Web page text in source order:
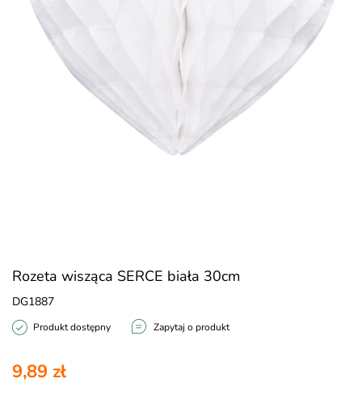
Rozeta wisząca SERCE biała 30cm
DG1887
Produkt dostępny Zapytaj o produkt
9,89 zł